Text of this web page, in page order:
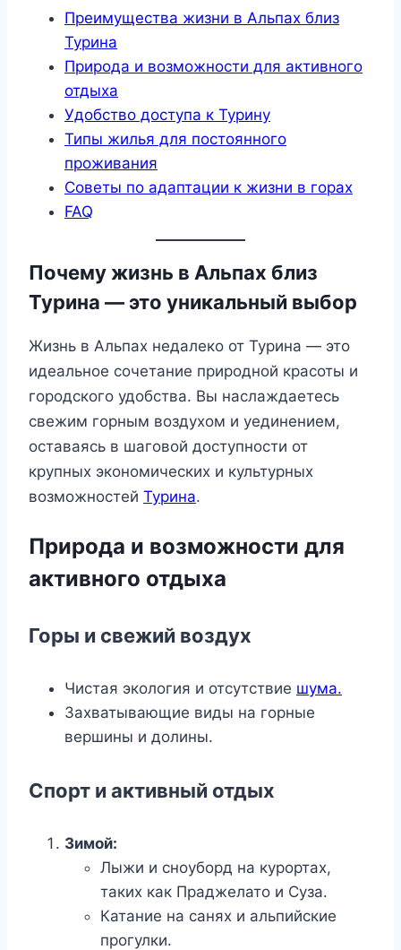
Преимущества жизни в Альпах близ
Турина
Природа и возможности для активного
отдыха
Удобство доступа к Турину
Типы жилья для постоянного
проживания
Советы по адаптации к жизни в горах
FAQ
Почему жизнь в Альпах близ
Турина — это уникальный выбор
Жизнь в Альпах недалеко от Турина — это
идеальное сочетание природной красоты и
городского удобства. Вы наслаждаетесь
свежим горным воздухом и уединением,
оставаясь в шаговой доступности от
крупных экономических и культурных
возможностей Турина.
Природа и возможности для
активного отдыха
Горы и свежий воздух
Чистая экология и отсутствие шума.
Захватывающие виды на горные
вершины и долины.
Спорт и активный отдых
Зимой:
Лыжи и сноуборд на курортах,
таких как Праджелато и Суза.
Катание на санях и альпийские
прогулки.